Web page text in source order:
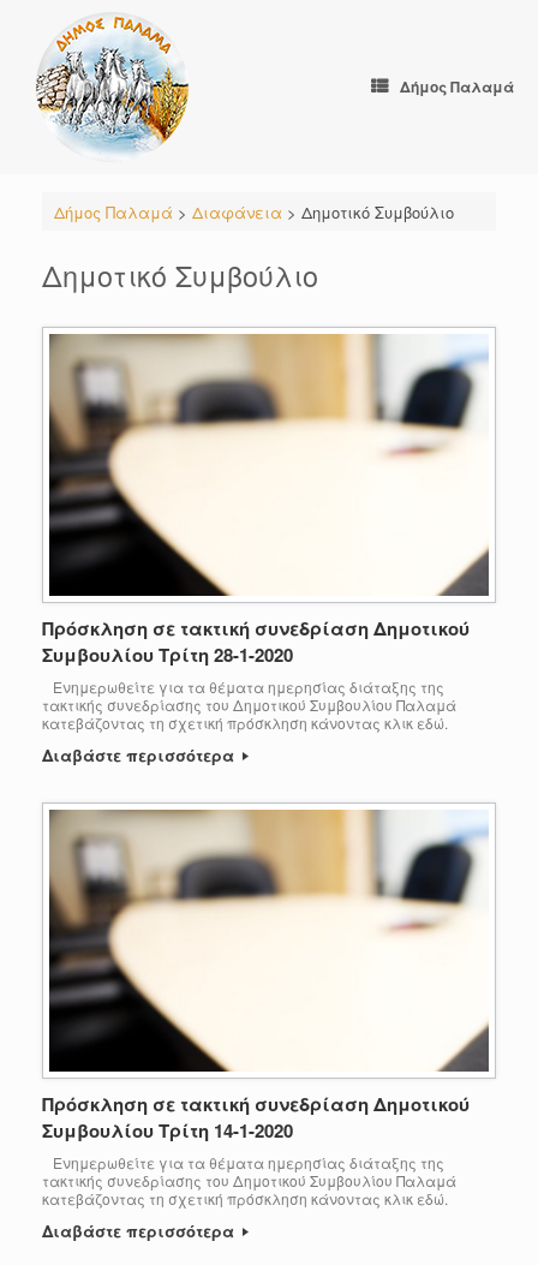
content
Δήμος Παλαμά
Δήμος Παλαμά > Διαφάνεια > Δημοτικό Συμβούλιο
Δημοτικό Συμβούλιο
Πρόσκληση σε τακτική συνεδρίαση Δημοτικού
Συμβουλίου Τρίτη 28-1-2020
Ενημερωθείτε για τα θέματα ημερησίας διάταξης της
τακτικής συνεδρίασης του Δημοτικού Συμβουλίου Παλαμά
κατεβάζοντας τη σχετική πρόσκληση κάνοντας κλικ εδώ.
Διαβάστε περισσότερα
Πρόσκληση σε τακτική συνεδρίαση Δημοτικού
Συμβουλίου Τρίτη 14-1-2020
Ενημερωθείτε για τα θέματα ημερησίας διάταξης της
τακτικής συνεδρίασης του Δημοτικού Συμβουλίου Παλαμά
κατεβάζοντας τη σχετική πρόσκληση κάνοντας κλικ εδώ.
Διαβάστε περισσότερα